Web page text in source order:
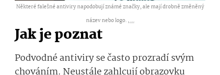
Některé falešné antiviry napodobují známé značky, ale mají drobně změněný
název nebo logo. ,...
Jak je poznat
Podvodné antiviry se často prozradí svým